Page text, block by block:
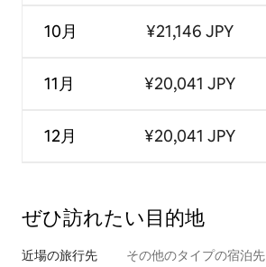
10月
11月
12月
¥21,146 JPY
¥20,041 JPY
¥20,041 JPY
ぜひ訪⁠れ⁠た⁠い目⁠的⁠地
近場の旅行先 その他のタ⁠イ⁠プ⁠の宿⁠泊⁠先